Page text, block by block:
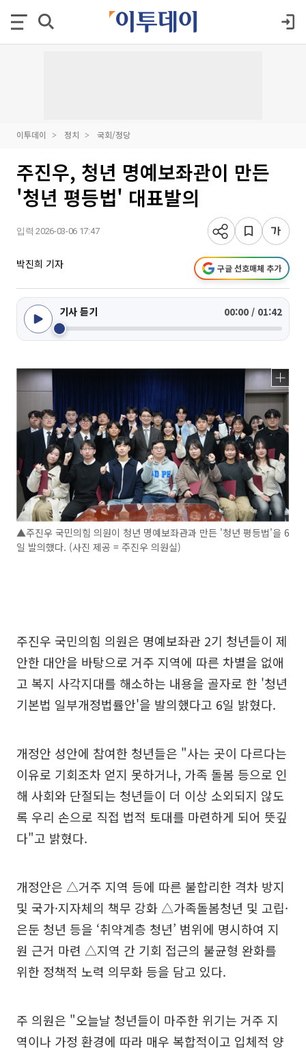
이투데이 정치 국회/정당
주진우, 청년 명예보좌관이 만든
'청년 평등법' 대표발의
입력 2026-03-06 17:47
박진희 기자 구글 선호매체 추가
기사 듣기 00:00 / 01:42
▲주진우 국민의힘 의원이 청년 명예보좌관과 만든 '청년 평등법'을 6
일 발의했다. (사진 제공 = 주진우 의원실)
주진우 국민의힘 의원은 명예보좌관 2기 청년들이 제
안한 대안을 바탕으로 거주 지역에 따른 차별을 없애
고 복지 사각지대를 해소하는 내용을 골자로 한 '청년
기본법 일부개정법률안'을 발의했다고 6일 밝혔다.
개정안 성안에 참여한 청년들은 "사는 곳이 다르다는
이유로 기회조차 얻지 못하거나, 가족 돌봄 등으로 인
해 사회와 단절되는 청년들이 더 이상 소외되지 않도
록 우리 손으로 직접 법적 토대를 마련하게 되어 뜻깊
다"고 밝혔다.
개정안은 △거주 지역 등에 따른 불합리한 격차 방지
및 국가·지자체의 책무 강화 △가족돌봄청년 및 고립·
은둔 청년 등을 ‘취약계층 청년’ 범위에 명시하여 지
원 근거 마련 △지역 간 기회 접근의 불균형 완화를
위한 정책적 노력 의무화 등을 담고 있다.
주 의원은 "오늘날 청년들이 마주한 위기는 거주 지
역이나 가정 환경에 따라 매우 복합적이고 입체적 양